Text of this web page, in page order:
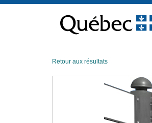
contenu
Retour aux résultats